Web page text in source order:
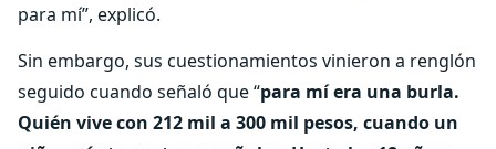
para mí”, explicó.
Sin embargo, sus cuestionamientos vinieron a renglón
seguido cuando señaló que “para mí era una burla.
Quién vive con 212 mil a 300 mil pesos, cuando un